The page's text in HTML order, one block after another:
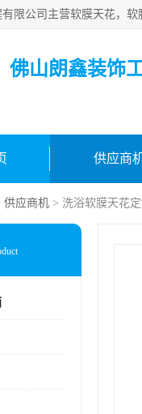
佛山朗鑫装饰
供应商
供应商机 > 洗浴软膜天花